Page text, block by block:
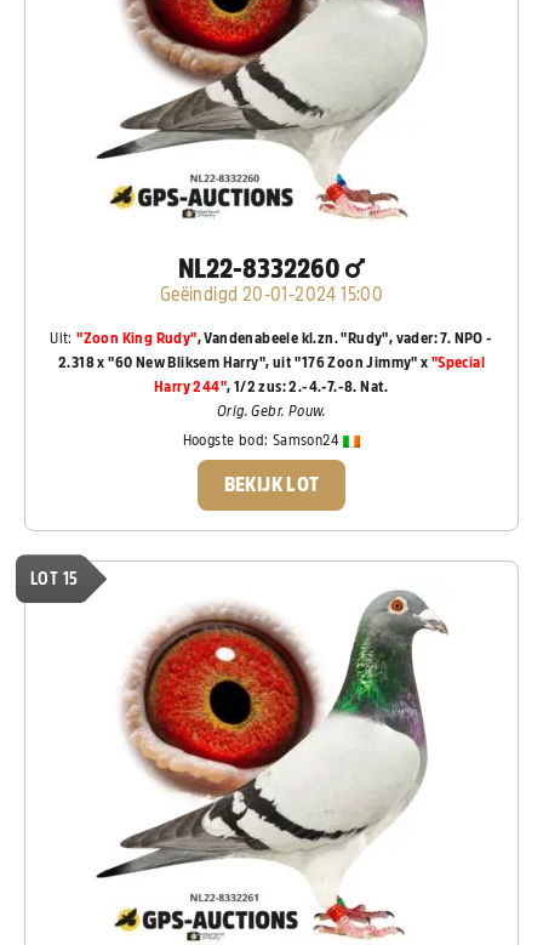
NL22-8332260
Geëindigd 20-01-2024 15:00
Uit:"Zoon King Rudy", Vandenabeele kl.zn. "Rudy", vader: 7. NPO -
2.318 x "60 New Bliksem Harry", uit "176 Zoon Jimmy" x "Special
Harry 244", 1/2 zus: 2.-4.-7.-8. Nat.
Orig. Gebr. Pouw.
Hoogste bod: Samson24
BEKIJK LOT
LOT 15